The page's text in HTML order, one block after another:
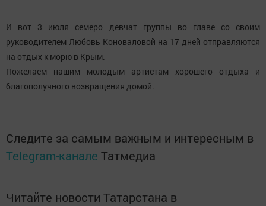
И вот 3 июля семеро девчат группы во главе со своим
руководителем Любовь Коноваловой на 17 дней отправляются
на отдых к морю в Крым.
Пожелаем нашим молодым артистам хорошего отдыха и
благополучного возвращения домой.
Следите за самым важным и интересным в
Telegram-канале Татмедиа
Читайте новости Татарстана в